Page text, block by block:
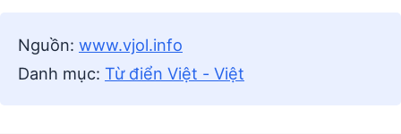
Nguồn: www.vjol.info
Danh mục: Từ điển Việt - Việt